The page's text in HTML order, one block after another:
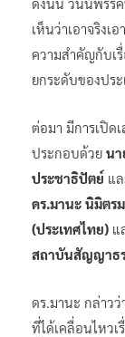
เห็นว่าเอาจริง
ความสำคัญกับเรื่
ยกระดับของประ
ต่อมา มีการเปิด
ประกอบด้วย นา
ประชาธิปัตย์ แ
ดร.มานะ นิมิตร
(ประเทศไทย) แ
สถาบันสัญญาธ
ดร.มานะ กล่าว
ที่ได้เคลื่อนไหว